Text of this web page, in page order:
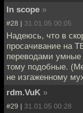
In scope »
#28 | 31.01.05 00:05
Надеюсь, что в
просачивание на
переводами
тому подобные.
не изгаженному
rdm.VuK »
#29 | 31.01.05 00:28